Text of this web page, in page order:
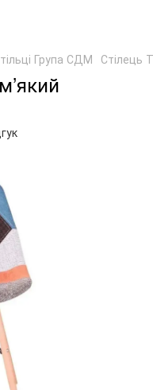
Група СДМ Стілець